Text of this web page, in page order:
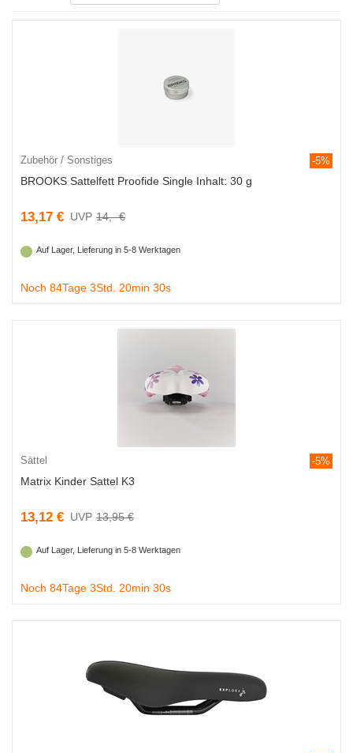
Zubehör / Sonstiges -5%
BROOKS Sattelfett Proofide Single Inhalt: 30 g
13,17 € 14,- €
Auf Lager, Lieferung in 5-8 Werktagen
Noch 84Tage 3Std. 20min 29s
Sättel -5%
Matrix Kinder Sattel K3
13,12 € 13,95 €
Auf Lager, Lieferung in 5-8 Werktagen
Noch 84Tage 3Std. 20min 29s